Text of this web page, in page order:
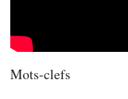
Mots-clefs